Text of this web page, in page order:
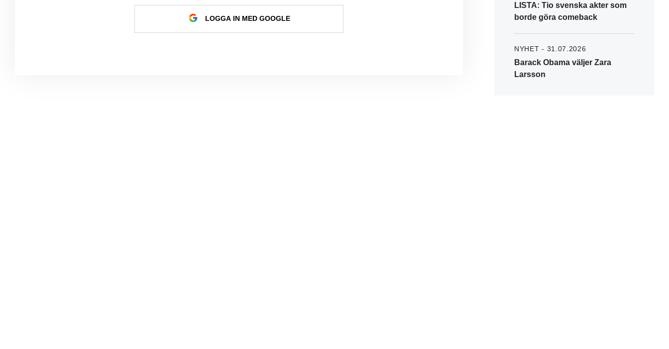
LOGGA IN MED GOOGLE
LISTA: Tio svenska akter som
borde göra comeback
NYHET - 31.07.2026
Barack Obama väljer Zara
Larsson